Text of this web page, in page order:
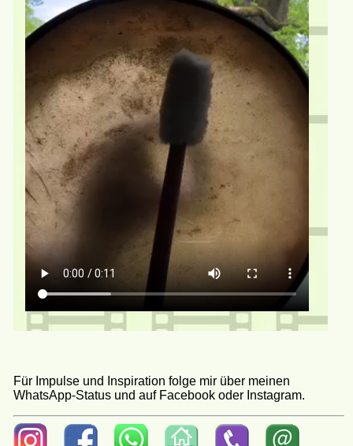
Für Impulse und Inspiration folge mir über meinen
WhatsApp-Status und auf Facebook oder Instagram.